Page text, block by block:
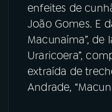
enfeites de
João Gomes. E
Macunaíma”, de
Uraricoera”,
extraída de
Andrade,